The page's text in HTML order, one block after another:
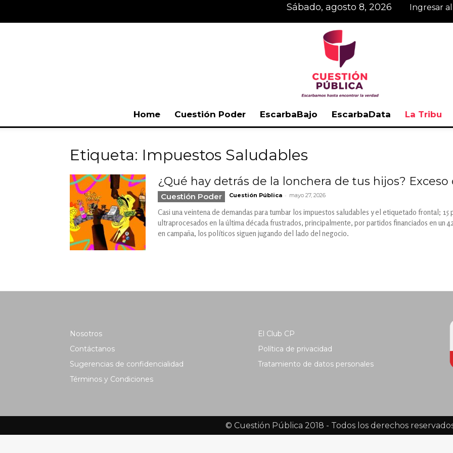
sábado, agosto 8, 2026 Ingresar
Home Cuestión Poder EscarbaBajo EscarbaData La Tribu
Etiqueta: Impuestos Saludables
¿Qué hay detrás de la lonchera de tus hijos? Exceso
Cuestión Poder Cuestión Pública - mayo 27, 2026
Casi una veintena de demandas para tumbar los impuestos saludables y el etiquetado frontal;
ultraprocesados en la última década frustrados, principalmente, por partidos financiados en un
en campaña, los políticos siguen jugando del lado del negocio.
Nosotros
Contáctanos
Sugerencias de confidencialidad
Términos y Condiciones
El Club CP
Política de privacidad
Tratamiento de datos personales
© Cuestión Pública 2018 - Todos los derechos